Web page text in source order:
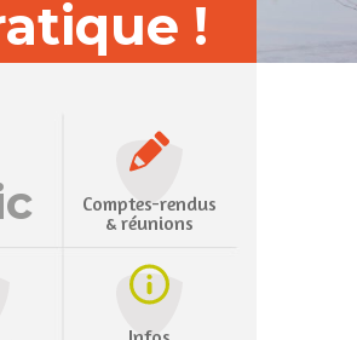
!
Comptes-rendus
& réunions